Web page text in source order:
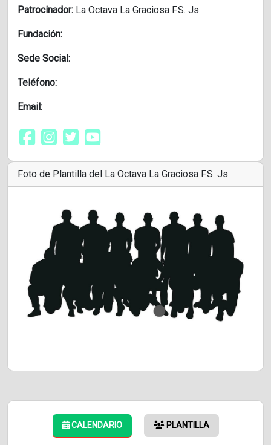
Patrocinador: La Octava La Graciosa F.S. Js
Fundación:
Sede Social:
Teléfono:
Email:
Foto de Plantilla del La Octava La Graciosa F.S. Js
CALENDARIO PLANTILLA